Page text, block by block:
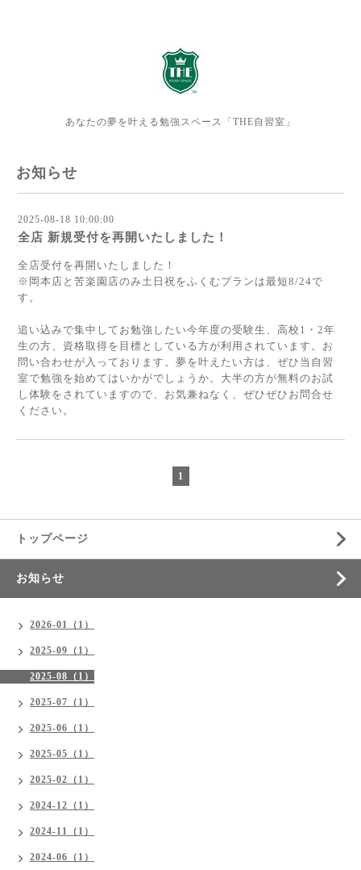
あなたの夢を叶える勉強スペース「THE自習室」
お知らせ
2025-08-18 10:00:00
全店 新規受付を再開いたしました！
全店受付を再開いたしました！
※岡本店と苦楽園店のみ土日祝をふくむプランは最短8/24で
す。
追い込みで集中してお勉強したい今年度の受験生、高校1・2年
生の方、資格取得を目標としている方が利用されています。お
問い合わせが入っております。夢を叶えたい方は、ぜひ当自習
室で勉強を始めてはいかがでしょうか。大半の方が無料のお試
し体験をされていますので、お気兼ねなく、ぜひぜひお問合せ
ください。
1
トップページ
お知らせ
2026-01（1）
2025-09（1）
2025-08（1）
2025-07（1）
2025-06（1）
2025-05（1）
2025-02（1）
2024-12（1）
2024-11（1）
2024-06（1）